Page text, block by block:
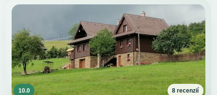
10.0 8 recenzií